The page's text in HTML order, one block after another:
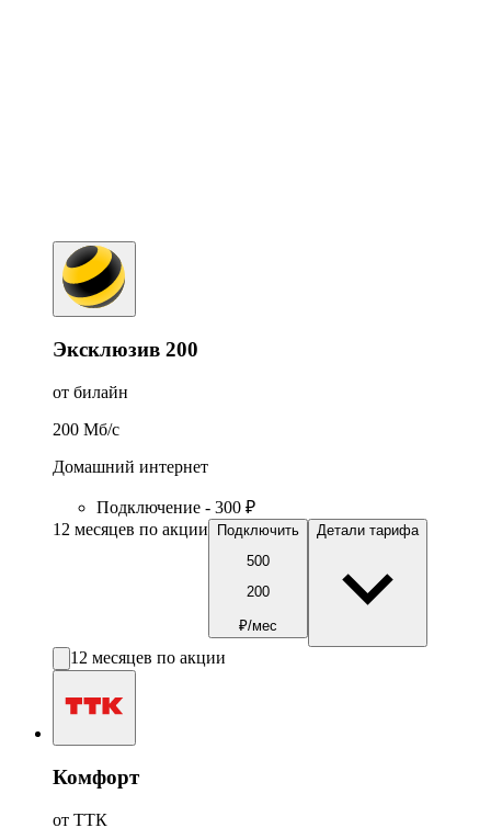
Эксклюзив 200
от билайн
200 Мб/c
Домашний интернет
Подключение - 300 ₽
12 месяцев по акции
Подключить
500
200
₽/мес
Детали тарифа
12 месяцев по акции
Комфорт
от ТТК